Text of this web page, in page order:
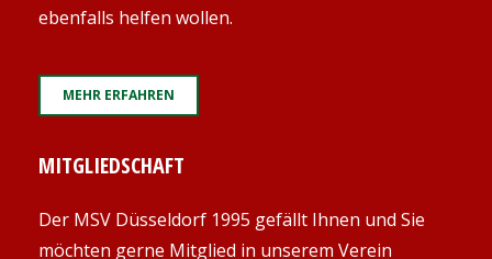
ebenfalls helfen wollen.
MEHR ERFAHREN
MITGLIEDSCHAFT
Der MSV Düsseldorf 1995 gefällt Ihnen und Sie
möchten gerne Mitglied in unserem Verein